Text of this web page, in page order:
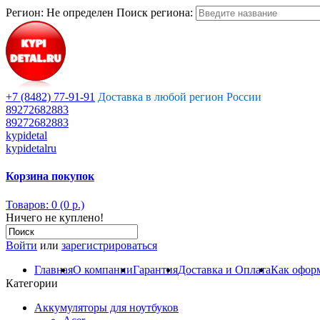
Регион: Не определен Поиск региона:
+7 (8482) 77-91-91 Доставка в любой регион России
89272682883
89272682883
kypidetal
kypidetalru
Корзина покупок
Товаров: 0 (0 р.)
Ничего не куплено!
Войти или зарегистрироваться
ГлавнаяО компанииГарантияДоставка и ОплатаКак
Категории
Аккумуляторы для ноутбуков